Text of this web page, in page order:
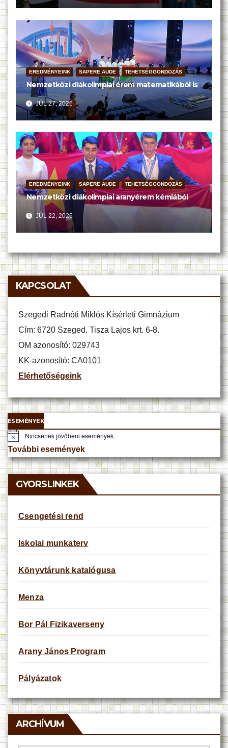
EREDMÉNYEINK SAPERE AUDE TEHETSÉGGONDOZÁS
Nemzetközi diákolimpiai érem matematikából is
JÚL 27, 2026
EREDMÉNYEINK SAPERE AUDE TEHETSÉGGONDOZÁS
Nemzetközi diákolimpiai aranyérem kémiából
JÚL 22, 2026
KAPCSOLAT
Szegedi Radnóti Miklós Kísérleti Gimnázium
Cím: 6720 Szeged, Tisza Lajos krt. 6-8.
OM azonosító: 029743
KK-azonosító: CA0101
Elérhetőségeink
ESEMÉNYEK
N
o
t
i
c
e
Nincsenek jövőbeni események.
További események
GYORSLINKEK
Csengetési rend
Iskolai munkaterv
Könyvtárunk katalógusa
Menza
Bor Pál Fizikaverseny
Arany János Program
Pályázatok
ARCHÍVUM